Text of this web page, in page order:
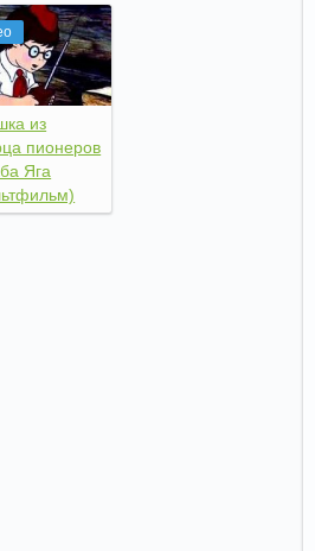
из
пионеров
Яга